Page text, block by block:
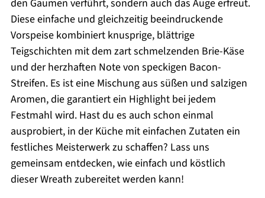
den Gaumen verführt, sondern auch das Auge erfreut.
Diese einfache und gleichzeitig beeindruckende
Vorspeise kombiniert knusprige, blättrige
Teigschichten mit dem zart schmelzenden Brie-Käse
und der herzhaften Note von speckigen Bacon-
Streifen. Es ist eine Mischung aus süßen und salzigen
Aromen, die garantiert ein Highlight bei jedem
Festmahl wird. Hast du es auch schon einmal
ausprobiert, in der Küche mit einfachen Zutaten ein
festliches Meisterwerk zu schaffen? Lass uns
gemeinsam entdecken, wie einfach und köstlich
dieser Wreath zubereitet werden kann!